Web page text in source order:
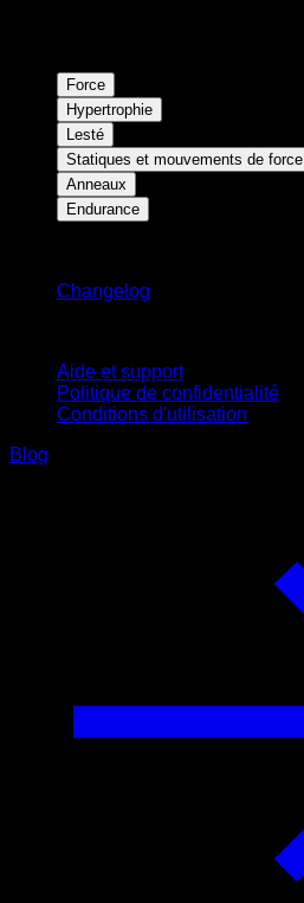
Force
Hypertrophie
Lesté
Statiques et mouvements de force
Anneaux
Endurance
Changelog
Aide et support
Politique de confidentialité
Conditions d'utilisation
Blog